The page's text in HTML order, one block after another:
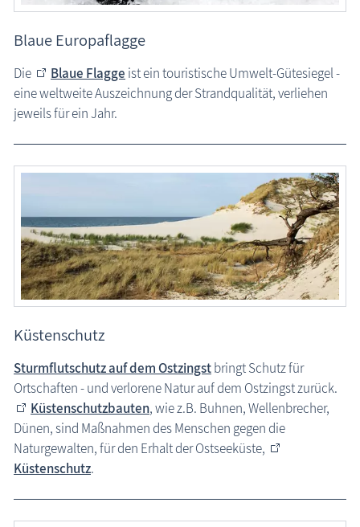
Blaue Europaflagge
Die Blaue Flagge ist ein touristische Umwelt-Gütesiegel -
eine weltweite Auszeichnung der Strandqualität, verliehen
jeweils für ein Jahr.
Küstenschutz
Sturmflutschutz auf dem Ostzingstbringt Schutz für
Ortschaften - und verlorene Natur auf dem Ostzingst zurück.
Küstenschutzbauten, wie z.B. Buhnen, Wellenbrecher,
Dünen, sind Maßnahmen des Menschen gegen die
Naturgewalten, für den Erhalt der Ostseeküste,
Küstenschutz.